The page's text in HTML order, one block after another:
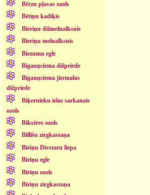
Bērzu pļavas ozols
Bētiņu kadiķis
Bieriņu dižmelnalksnis
Bieriņu melnalksnis
Biezumu egle
Bigauņciema dižpriede
Bigauņciema jūrmalas
dižpriede
Biķernieku ielas sarkanais
ozols
Biksēres ozols
Billīšu zirgkastaņa
Bīriņu Divstaru liepa
Bīriņu egle
Bīriņu ozols
Bīriņu zirgkastaņa